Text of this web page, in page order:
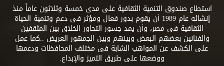
استطاع صندوق التنمية الثقافية على مدى خمسة وثلاثون عاماً منذ
إنشائه عام 1989 أن يقوم بدور فعال ومؤثر فى دعم وتنمية الحياة
الثقافية فى مصر، وأن يمد جسور التحاور الخلاق بين المثقفين
والفنانين بعضهم البعض وبينهم وبين الجمهور العريض ..كما عمل
على الكشف عن المواهب الشابة فى مختلف المحافظات ودعمها
ووضعها على طريق التميز والإبداع.